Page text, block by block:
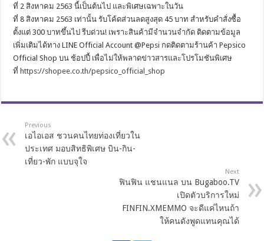
ที่ 2 สิงหาคม 2563 นี้เป็นต้นไป และพิเศษเฉพาะในวัน
ที่ 8 สิงหาคม 2563 เท่านั้น รับโค้ดส่วนลดสูงสุด 45 บาท สำหรับคำสั่งซื้อ
ตั้งแต่ 300 บาทขึ้นไป รีบด่วน! เพราะสินค้ามีจำนวนจำกัด ติดตามข้อมูล
เพิ่มเติมได้ทาง LINE Official Account @Pepsi กดติดตามร้านค้า Pepsico
Official Shop บน ช้อปปี้ เพื่อไม่ให้พลาดข่าวสารและโปรโมชันพิเศษ
ที่https://shopee.co.th/pepsico_official_shop
Previous
เอไอเอส ชวนคนไทยท่องเที่ยวใน
ประเทศ มอบสิทธิพิเศษ บิน-กิน-
เที่ยว-พัก แบบจุใจ
Next
ฟินฟิน แชนแนล บน Bugaboo.TV
เปิดตัวบริการใหม่
FINFIN.XMEMMO จะดีแค่ไหนถ้า
ให้คนดังพูดแทนคุณได้